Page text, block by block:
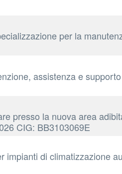
per la
assistenza e
presso la nuova area
CIG: BB3103069E
impianti di climatizzazione